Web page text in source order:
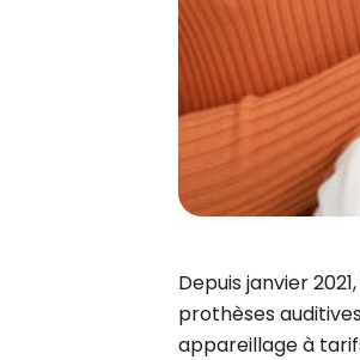
Depuis janvier
prothèses
appareillage à